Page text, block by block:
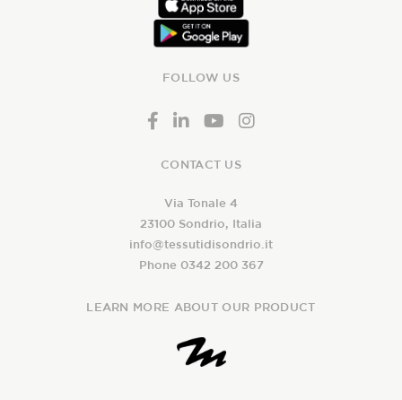
FOLLOW US
CONTACT US
Via Tonale 4
23100 Sondrio, Italia
info@tessutidisondrio.it
Phone 0342 200 367
LEARN MORE ABOUT OUR PRODUCT